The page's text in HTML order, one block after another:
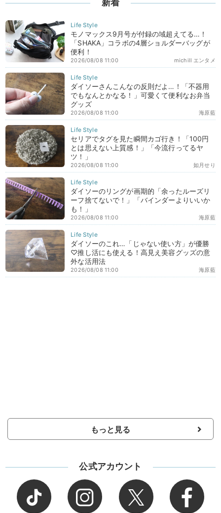
新着
モノマックス9月号が付録の域超えてる…！
「SHAKA」コラボの4層ショルダーバッグが
便利！
michill エンタメ
2026/08/08 11:00
ダイソーさんこんなの反則だよ…！「不器用
でもなんとかなる！」可愛くて便利なお弁当
グッズ
海原藍
2026/08/08 11:00
セリアでタグを見た瞬間カゴ行き！「100円
とは思えない上質感！」「今流行ってるヤ
ツ！」
如月せり
2026/08/08 11:00
ダイソーのリングが画期的「余ったルーズリ
ーフ捨てないで！」「バインダーよりいいか
も！」
海原藍
2026/08/08 11:00
ダイソーのこれ…「じゃない使い方」が優勝
♡推し活にも使える！高見え美容グッズの意
外な活用法
海原藍
2026/08/08 11:00
もっと見る
公式アカウント